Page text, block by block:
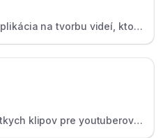
na tvorbu videí, ktorá
scenár, natočiť a
klipov pre youtuberov a